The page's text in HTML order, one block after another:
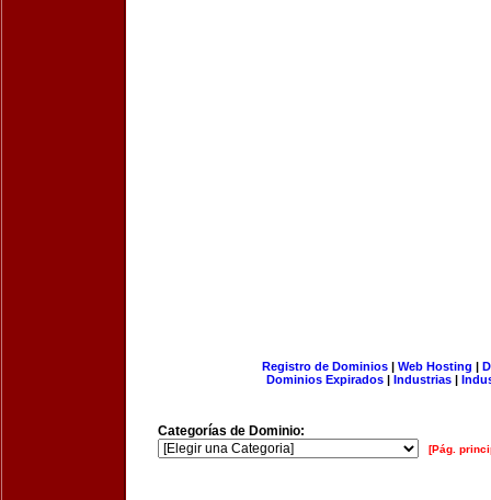
Registro de Dominios| Web Hosting |
Dominios Expirados | Industrias |
Categorías de Dominio:
[Pág.